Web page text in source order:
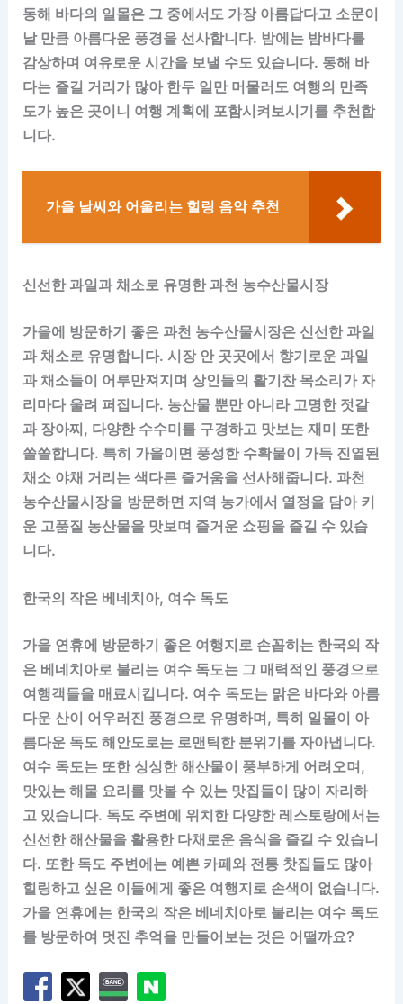
동해 바다의 일몰은 그 중에서도 가장 아름답다고 소문이
날 만큼 아름다운 풍경을 선사합니다. 밤에는 밤바다를
감상하며 여유로운 시간을 보낼 수도 있습니다. 동해 바
다는 즐길 거리가 많아 한두 일만 머물러도 여행의 만족
도가 높은 곳이니 여행 계획에 포함시켜보시기를 추천합
니다.
가을 날씨와 어울리는 힐링 음악 추천
신선한 과일과 채소로 유명한 과천 농수산물시장
가을에 방문하기 좋은 과천 농수산물시장은 신선한 과일
과 채소로 유명합니다. 시장 안 곳곳에서 향기로운 과일
과 채소들이 어루만져지며 상인들의 활기찬 목소리가 자
리마다 울려 퍼집니다. 농산물 뿐만 아니라 고명한 젓갈
과 장아찌, 다양한 수수미를 구경하고 맛보는 재미 또한
쏠쏠합니다. 특히 가을이면 풍성한 수확물이 가득 진열된
채소 야채 거리는 색다른 즐거움을 선사해줍니다. 과천
농수산물시장을 방문하면 지역 농가에서 열정을 담아 키
운 고품질 농산물을 맛보며 즐거운 쇼핑을 즐길 수 있습
니다.
한국의 작은 베네치아, 여수 독도
가을 연휴에 방문하기 좋은 여행지로 손꼽히는 한국의 작
은 베네치아로 불리는 여수 독도는 그 매력적인 풍경으로
여행객들을 매료시킵니다. 여수 독도는 맑은 바다와 아름
다운 산이 어우러진 풍경으로 유명하며, 특히 일몰이 아
름다운 독도 해안도로는 로맨틱한 분위기를 자아냅니다.
여수 독도는 또한 싱싱한 해산물이 풍부하게 어려오며,
맛있는 해물 요리를 맛볼 수 있는 맛집들이 많이 자리하
고 있습니다. 독도 주변에 위치한 다양한 레스토랑에서는
신선한 해산물을 활용한 다채로운 음식을 즐길 수 있습니
다. 또한 독도 주변에는 예쁜 카페와 전통 찻집들도 많아
힐링하고 싶은 이들에게 좋은 여행지로 손색이 없습니다.
가을 연휴에는 한국의 작은 베네치아로 불리는 여수 독도
를 방문하여 멋진 추억을 만들어보는 것은 어떨까요?